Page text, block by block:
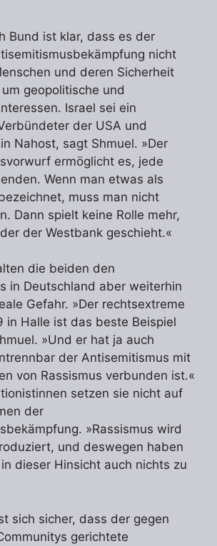
Bund ist klar, dass es der
nicht
und deren Sicherheit
geopolitische und
Israel sei ein
der USA und
Nahost, sagt Shmuel. »Der
ermöglicht es, jede
Wenn man etwas als
muss man nicht
Dann spielt keine Rolle mehr,
der Westbank geschieht.«
die beiden den
in Deutschland aber weiterhin
Gefahr. »Der rechtsextreme
in Halle ist das beste Beispiel
»Und er hat ja auch
der Antisemitismus mit
von Rassismus verbunden ist.«
setzen sie nicht auf
der
»Rassismus wird
und deswegen haben
dieser Hinsicht auch nichts zu
sich sicher, dass der gegen
gerichtete